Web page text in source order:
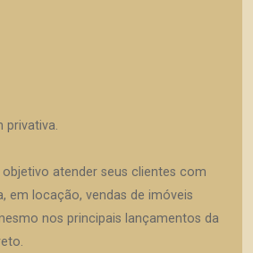
privativa.
atender seus clientes com
em locação, vendas de imóveis
nos principais lançamentos da